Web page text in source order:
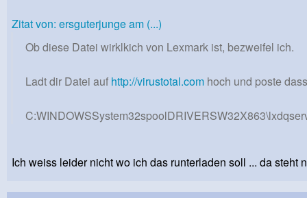
Zitat von: ersguterjunge am (...)
Ob diese Datei wirklkich von Lexmark ist, bezweifel ich.
Ladt dir Datei auf http://virustotal.com hoch und poste
Ich weiss leider nicht wo ich das runterladen soll ... da steht